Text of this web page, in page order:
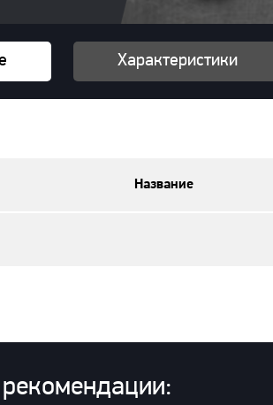
Характеристики
Название